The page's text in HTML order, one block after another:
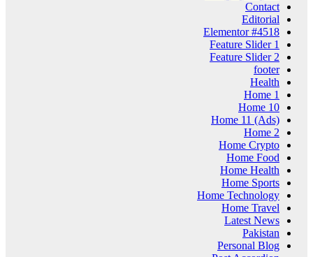
Contact
Editorial
Elementor #4518
Feature Slider 1
Feature Slider 2
footer
Health
Home 1
Home 10
Home 11 (Ads)
Home 2
Home Crypto
Home Food
Home Health
Home Sports
Home Technology
Home Travel
Latest News
Pakistan
Personal Blog